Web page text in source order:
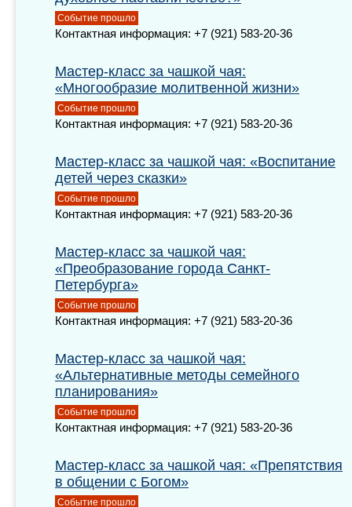
Событие прошло
Контактная информация: +7 (921) 583-20-36
Мастер-класс за чашкой чая:
«Многообразие молитвенной жизни»
Событие прошло
Контактная информация: +7 (921) 583-20-36
Мастер-класс за чашкой чая: «Воспитание
детей через сказки»
Событие прошло
Контактная информация: +7 (921) 583-20-36
Мастер-класс за чашкой чая:
«Преобразование города Санкт-
Петербурга»
Событие прошло
Контактная информация: +7 (921) 583-20-36
Мастер-класс за чашкой чая:
«Альтернативные методы семейного
планирования»
Событие прошло
Контактная информация: +7 (921) 583-20-36
Мастер-класс за чашкой чая: «Препятствия
в общении с Богом»
Событие прошло